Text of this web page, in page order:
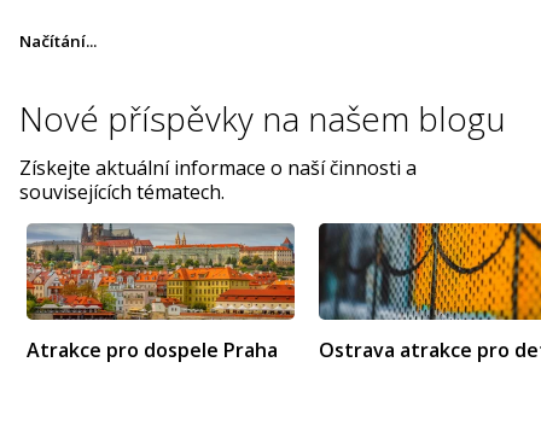
Načítání...
Nové příspěvky na našem blogu
Získejte aktuální informace o naší činnosti a
souvisejících tématech.
Atrakce pro dospele Praha Ostrava atrakce pro